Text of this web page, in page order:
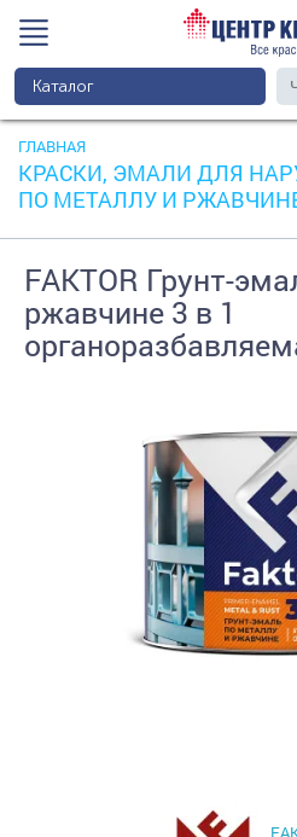
Каталог
ГЛАВНАЯ
КРАСКИ, ЭМАЛИ ДЛЯ
ПО МЕТАЛЛУ И
FAKTOR Грунт-
ржавчине 3 в 1